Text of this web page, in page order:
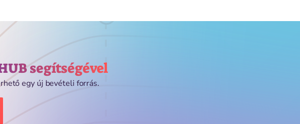
segítségével
egy új bevételi forrás.